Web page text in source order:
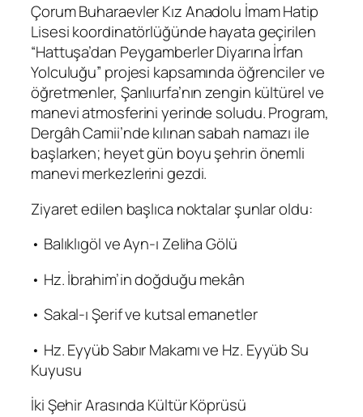
Çorum Buharaevler Kız Anadolu İmam Hatip
Lisesi koordinatörlüğünde hayata geçirilen
“Hattuşa’dan Peygamberler Diyarına İrfan
Yolculuğu” projesi kapsamında öğrenciler ve
öğretmenler, Şanlıurfa’nın zengin kültürel ve
manevi atmosferini yerinde soludu. Program,
Dergâh Camii’nde kılınan sabah namazı ile
başlarken; heyet gün boyu şehrin önemli
manevi merkezlerini gezdi.
Ziyaret edilen başlıca noktalar şunlar oldu:
• Balıklıgöl ve Ayn-ı Zeliha Gölü
• Hz. İbrahim’in doğduğu mekân
• Sakal-ı Şerif ve kutsal emanetler
• Hz. Eyyüb Sabır Makamı ve Hz. Eyyüb Su
Kuyusu
İki Şehir Arasında Kültür Köprüsü